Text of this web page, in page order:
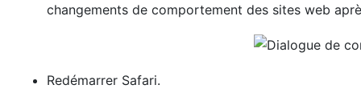
changements de comportement des sites web
Redémarrer Safari.